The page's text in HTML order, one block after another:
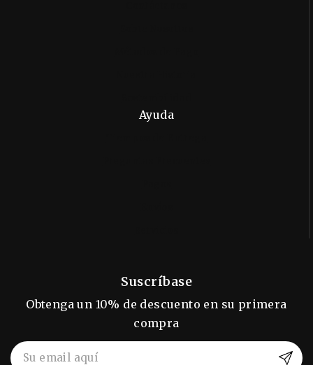
Ayuda
Suscríbase
Obtenga un 10% de descuento en su primera
compra